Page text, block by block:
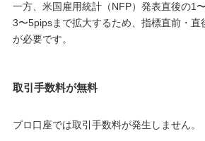
一方、米国雇用統計（NFP）発表直後の1
3〜5pipsまで拡大するため、指標直前・直
が必要です。
取引手数料が無料
プロ口座では取引手数料が発生しません。